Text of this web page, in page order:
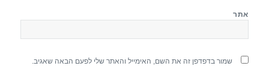
אתר
שמור בדפדפן זה את השם, האימייל והאתר שלי לפעם הבאה שאגיב.